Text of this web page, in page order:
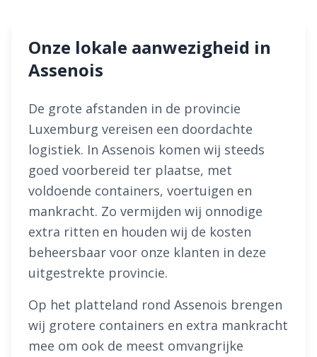
Onze lokale aanwezigheid in
Assenois
De grote afstanden in de provincie
Luxemburg vereisen een doordachte
logistiek. In Assenois komen wij steeds
goed voorbereid ter plaatse, met
voldoende containers, voertuigen en
mankracht. Zo vermijden wij onnodige
extra ritten en houden wij de kosten
beheersbaar voor onze klanten in deze
uitgestrekte provincie.
Op het platteland rond Assenois brengen
wij grotere containers en extra mankracht
mee om ook de meest omvangrijke